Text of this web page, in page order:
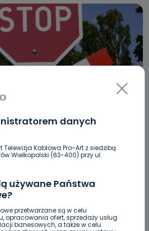
danych
Kablowa Pro-Art z siedzibą
Wielkopolski (63-400) przy ul.
używane Państwa
przetwarzane są w celu
opracowania ofert, sprzedaży usług
biznesowych, a także w celu
na kolei.
opóźnione pociągi
Matyszczak